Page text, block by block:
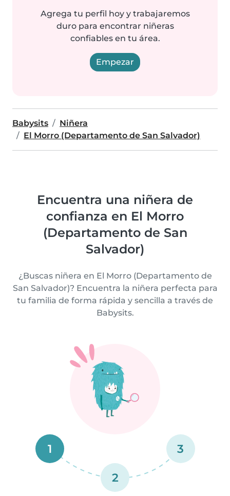
Agrega tu perfil hoy y trabajaremos
duro para encontrar niñeras
confiables en tu área.
Empezar
Babysits
Niñera
El Morro (Departamento de San Salvador)
Encuentra una niñera de
confianza en El Morro
(Departamento de San
Salvador)
¿Buscas niñera en El Morro (Departamento de
San Salvador)? Encuentra la niñera perfecta para
tu familia de forma rápida y sencilla a través de
Babysits.
1
2
3